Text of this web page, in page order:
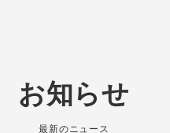
お知らせ
最新のニュース